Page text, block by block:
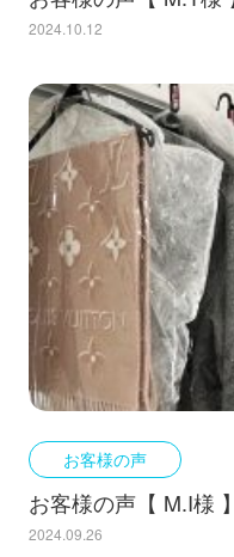
2024.10.12
お客様の声
お客様の声【 M.I様 】
2024.09.26